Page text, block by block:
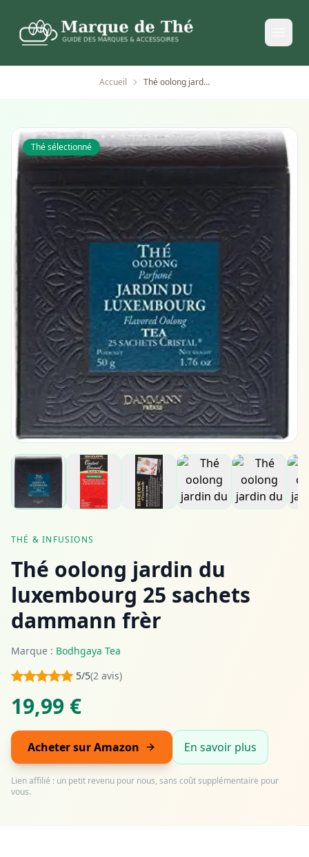
Accueil Thé oolong jardin du luxembourg 25 sachets dammann frèr
Thé sélectionné
THÉ & INFUSIONS
Thé oolong jardin du
luxembourg 25 sachets
dammann frèr
Marque : Bodhgaya Tea
5/5(2 avis)
19,99 €
Acheter sur Amazon En savoir plus
Lien affilié : un petit revenu pour nous, sans coût supplémentaire pour
vous.